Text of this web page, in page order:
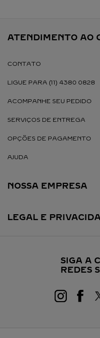
ATENDIMENTO AO
CONTATO
LIGUE PARA (11) 4380 0828
ACOMPANHE SEU PEDIDO
SERVIÇOS DE ENTREGA
OPÇÕES DE PAGAMENTO
AJUDA
NOSSA EMPRESA
LEGAL E
SIGA A
REDES